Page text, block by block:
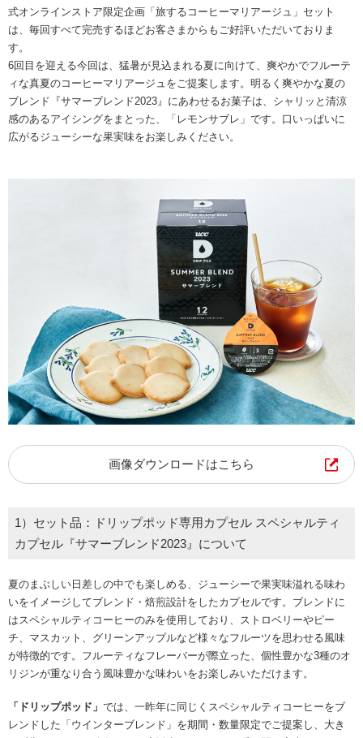
式オンラインストア限定企画「旅するコーヒーマリアージュ」セット
は、毎回すべて完売するほどお客さまからもご好評いただいておりま
す。
6回目を迎える今回は、猛暑が見込まれる夏に向けて、爽やかでフルーテ
ィな真夏のコーヒーマリアージュをご提案します。明るく爽やかな夏の
ブレンド『サマーブレンド2023』にあわせるお菓子は、シャリッと清涼
感のあるアイシングをまとった、「レモンサブレ」です。口いっぱいに
広がるジューシーな果実味をお楽しみください。
画像ダウンロードはこちら
1）セット品：ドリップポッド専用カプセル スペシャルティ
カプセル『サマーブレンド2023』について
夏のまぶしい日差しの中でも楽しめる、ジューシーで果実味溢れる味わ
いをイメージしてブレンド・焙煎設計をしたカプセルです。ブレンドに
はスペシャルティコーヒーのみを使用しており、ストロベリーやピー
チ、マスカット、グリーンアップルなど様々なフルーツを思わせる風味
が特徴的です。フルーティなフレーバーが際立った、個性豊かな3種のオ
リジンが重なり合う風味豊かな味わいをお楽しみいただけます。
「ドリップポッド」 では、一昨年に同じくスペシャルティコーヒーをブ
レンドした「ウインターブレンド」を期間・数量限定でご提案し、大き